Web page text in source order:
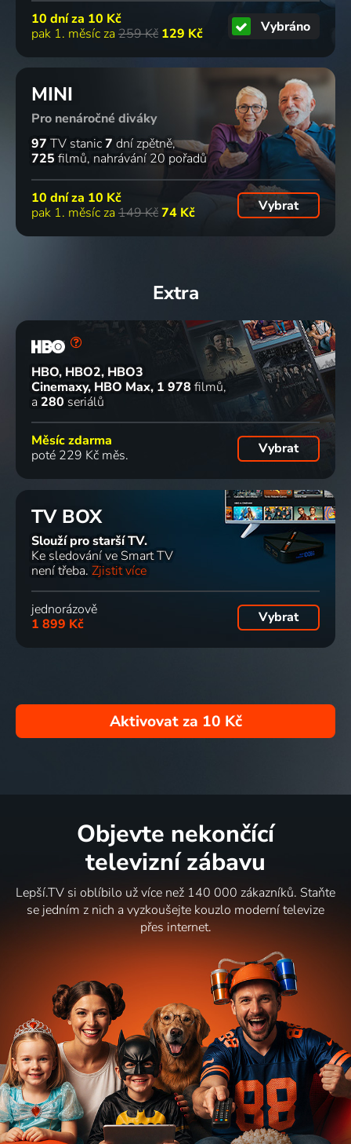
10 dní za 10 Kč
pak 1. měsíc za 259 Kč 129 Kč Vybráno
MINI
Pro nenáročné diváky
97 TV stanic7 dní zpětně
725 filmů nahrávání 20 pořadů
10 dní za 10 Kč
pak 1. měsíc za 149 Kč74 Kč Vybrat
Extra
HBO, HBO2, HBO3
Cinemaxy, HBO Max 1 978 filmů
a 280 seriálů
Měsíc zdarma
poté 229 Kč měs.
Vybrat
TV BOX
Slouží pro starší TV.
Ke sledování ve Smart TV
není třeba. Zjistit více
jednorázově
1 899 Kč
Vybrat
Aktivovat za 10 Kč
Objevte nekončící
televizní zábavu
Lepší.TV si oblíbilo už více než 140 000 zákazníků. Staňte
se jedním z nich a vyzkoušejte kouzlo moderní televize
přes internet.